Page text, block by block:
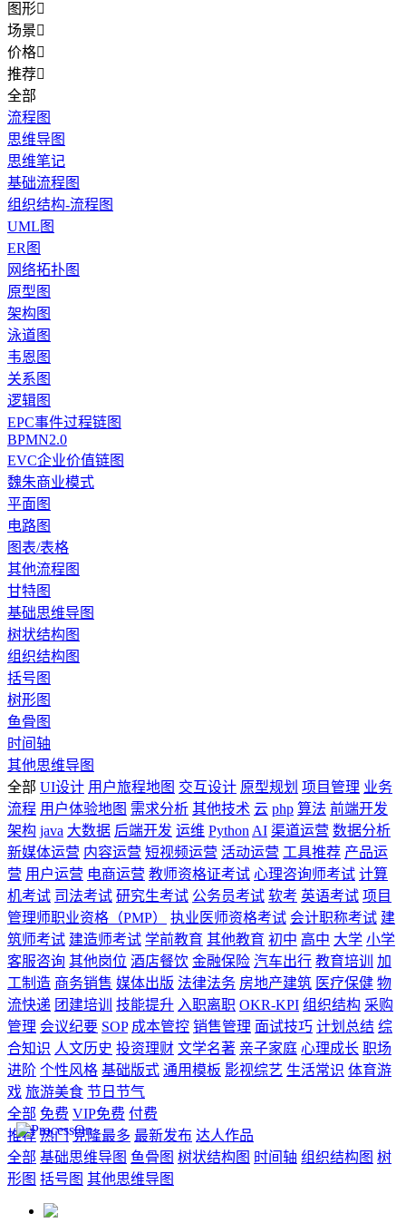
图形
场景
价格
推荐
全部
流程图
思维导图
思维笔记
基础流程图
组织结构-流程图
UML图
ER图
网络拓扑图
原型图
架构图
泳道图
韦恩图
关系图
逻辑图
EPC事件过程链图
BPMN2.0
EVC企业价值链图
魏朱商业模式
平面图
电路图
图表/表格
其他流程图
甘特图
基础思维导图
树状结构图
组织结构图
括号图
树形图
鱼骨图
时间轴
其他思维导图
全部 UI设计 用户旅程地图 交互设计 原型规划 项目管理 业务
流程 用户体验地图 需求分析 其他技术 云 php 算法 前端开发
架构 java 大数据 后端开发 运维 Python AI 渠道运营 数据分析
新媒体运营 内容运营 短视频运营 活动运营 工具推荐 产品运
营 用户运营 电商运营 教师资格证考试 心理咨询师考试 计算
机考试 司法考试 研究生考试 公务员考试 软考 英语考试 项目
管理师职业资格（PMP）
执业医师资格考试 会计职称考试 建
筑师考试 建造师考试 学前教育 其他教育 初中 高中 大学 小学
客服咨询 其他岗位 酒店餐饮 金融保险 汽车出行 教育培训
加
工制造 商务销售 媒体出版 法律法务 房地产建筑 医疗保健 物
流快递 团建培训 技能提升 入职离职 OKR-KPI 组织结构 采购
管理 会议纪要 SOP 成本管控 销售管理 面试技巧 计划总结 综
合知识 人文历史 投资理财 文学名著 亲子家庭 心理成长 职场
进阶 个性风格 基础版式 通用模板 影视综艺 生活常识 体育游
戏 旅游美食 节日节气
全部 免费 VIP免费 付费
推荐 热门 克隆最多 最新发布 达人作品
全部 基础思维导图 鱼骨图 树状结构图 时间轴 组织结构图 树
形图 括号图 其他思维导图